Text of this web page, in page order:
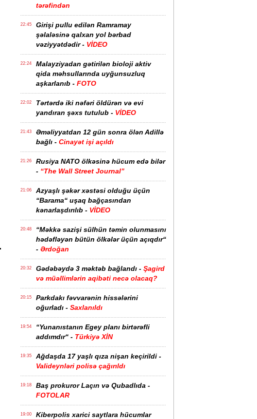
tərəfindən
22:45
Girişi pullu edilən Ramramay
şəlaləsinə qalxan yol bərbad
vəziyyətdədir - VİDEO
22:24
Malayziyadan gətirilən bioloji aktiv
qida məhsullarında uyğunsuzluq
aşkarlanıb - FOTO
22:02
Tərtərdə iki nəfəri öldürən və evi
yandıran şəxs tutulub - VİDEO
21:43
Əməliyyatdan 12 gün sonra ölən Adillə
bağlı - Cinayət işi açıldı
21:26
Rusiya NATO ölkəsinə hücum edə bilər
- “The Wall Street Journal”
21:06
Azyaşlı şəkər xəstəsi olduğu üçün
“Barama“ uşaq bağçasından
kənarlaşdırılıb - VİDEO
20:48
“Məkkə sazişi sülhün təmin olunmasını
hədəfləyən bütün ölkələr üçün açıqdır“
- Ərdoğan
20:32 Gədəbəydə 3 məktəb bağlandı - Şagird
və müəllimlərin aqibəti necə olacaq?
20:15
Parkdakı fəvvarənin hissələrini
oğurladı - Saxlanıldı
19:54
“Yunanıstanın Egey planı birtərəfli
addımdır“ - Türkiyə XİN
19:35
Ağdaşda 17 yaşlı qıza nişan keçirildi -
Valideynləri polisə çağırıldı
19:18
Baş prokuror Laçın və Qubadlıda -
FOTOLAR
19:00
Kiberpolis xarici saytlara hücumlar